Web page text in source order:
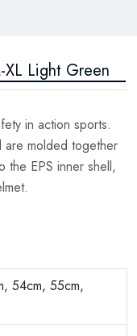
XL Light Green
in action sports.
are molded together
the EPS inner shell,
54cm, 55cm,